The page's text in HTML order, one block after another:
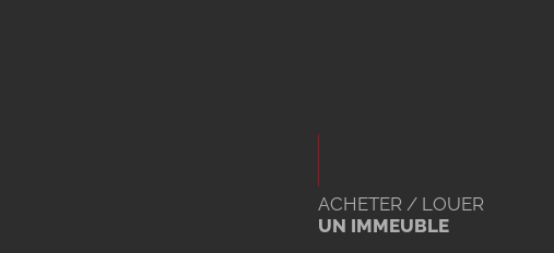
ACHETER / LOUER
UN IMMEUBLE